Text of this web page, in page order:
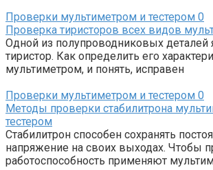
Проверки мультиметром и тестером 0
Проверка тиристоров всех видов
Одной из полупроводниковых деталей
тиристор. Как определить его
мультиметром, и понять, исправен
Проверки мультиметром и тестером 0
Методы проверки стабилитрона
тестером
Стабилитрон способен сохранять
напряжение на своих выходах. Чтобы
работоспособность применяют